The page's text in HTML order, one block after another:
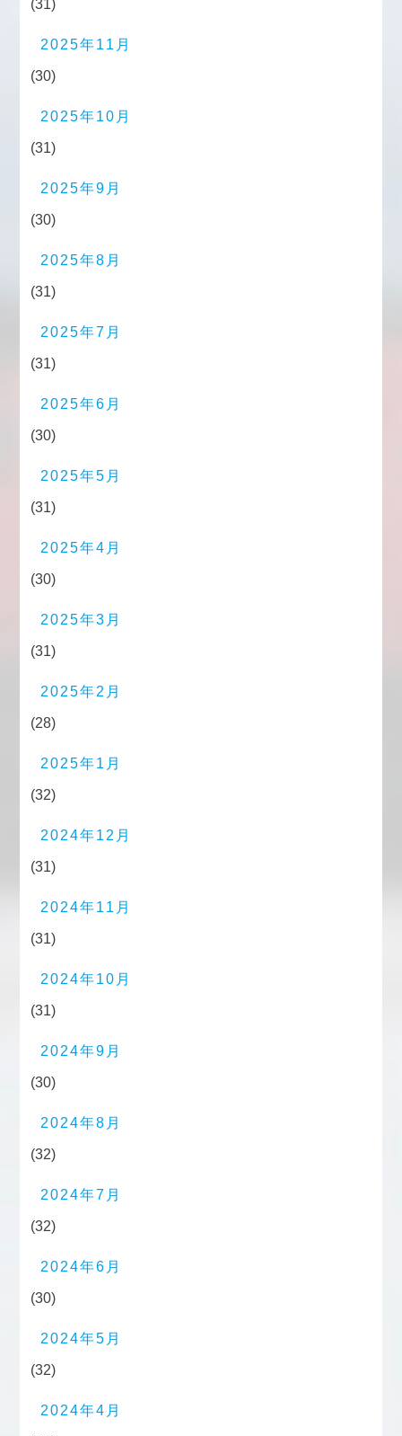
(31)
2025年11月
(30)
2025年10月
(31)
2025年9月
(30)
2025年8月
(31)
2025年7月
(31)
2025年6月
(30)
2025年5月
(31)
2025年4月
(30)
2025年3月
(31)
2025年2月
(28)
2025年1月
(32)
2024年12月
(31)
2024年11月
(31)
2024年10月
(31)
2024年9月
(30)
2024年8月
(32)
2024年7月
(32)
2024年6月
(30)
2024年5月
(32)
2024年4月